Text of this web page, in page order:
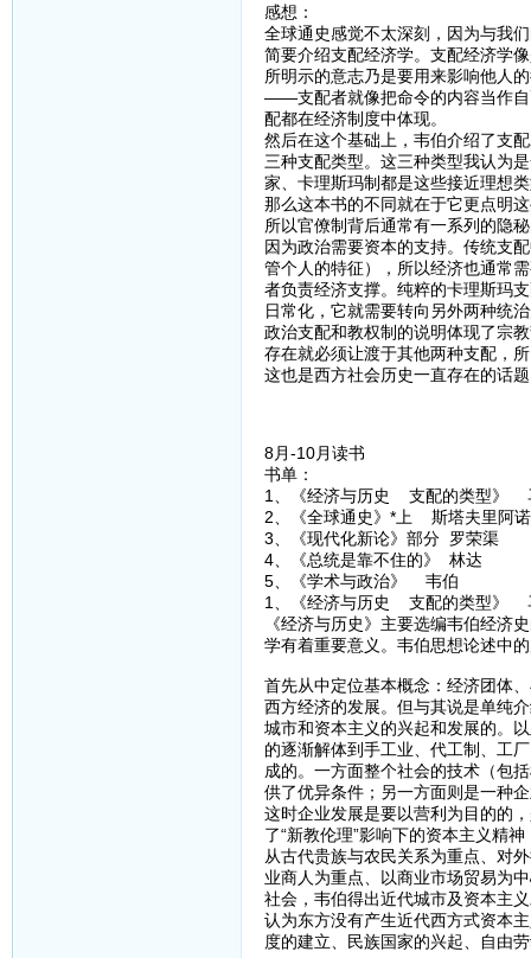
感想：
全球通史感觉不太深刻，因为与我
简要介绍支配经济学。支配经济学
所明示的意志乃是要用来影响他人
——支配者就像把命令的内容当作自
配都在经济制度中体现。
然后在这个基础上，韦伯介绍了支
三种支配类型。这三种类型我认为
家、卡理斯玛制都是这些接近理想
那么这本书的不同就在于它更点明
所以官僚制背后通常有一系列的隐
因为政治需要资本的支持。传统支
管个人的特征），所以经济也通常
者负责经济支撑。纯粹的卡理斯玛
日常化，它就需要转向另外两种统
政治支配和教权制的说明体现了宗
存在就必须让渡于其他两种支配，
这也是西方社会历史一直存在的话
8月-10月读书
书单：
1、《经济与历史 支配的类型》
2、《全球通史》*上 斯塔夫里阿
3、《现代化新论》部分 罗荣渠
4、《总统是靠不住的》 林达
5、《学术与政治》 韦伯
1、《经济与历史 支配的类型》
《经济与历史》主要选编韦伯经济
学有着重要意义。韦伯思想论述中
首先从中定位基本概念：经济团体
西方经济的发展。但与其说是单纯
城市和资本主义的兴起和发展的。
的逐渐解体到手工业、代工制、工
成的。一方面整个社会的技术（包
供了优异条件；另一方面则是一种
这时企业发展是要以营利为目的的
了“新教伦理”影响下的资本主义精
从古代贵族与农民关系为重点、对
业商人为重点、以商业市场贸易为
社会，韦伯得出近代城市及资本主
认为东方没有产生近代西方式资本
度的建立、民族国家的兴起、自由